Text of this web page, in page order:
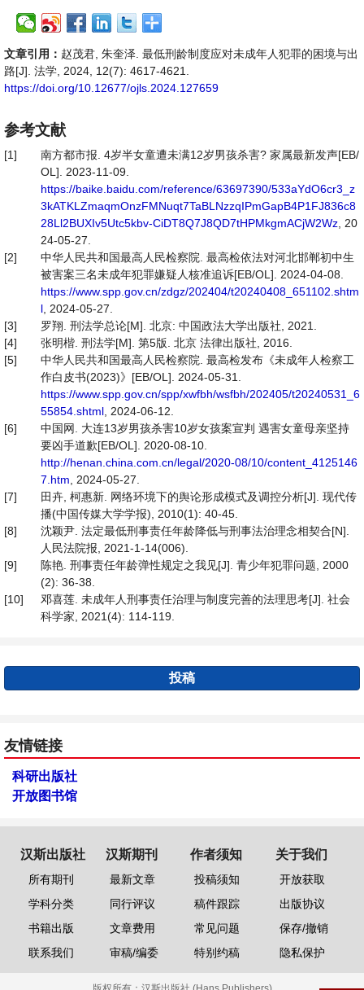
文章引用： 赵茂君, 朱奎泽. 最低刑龄制度应对未成年人犯罪的困境与出
路[J]. 法学, 2024, 12(7): 4617-4621.
https://doi.org/10.12677/ojls.2024.127659
参考文献
[1]
南方都市报. 4岁半女童遭未满12岁男孩杀害? 家属最新发声[EB/
OL]. 2023-11-09.
https://baike.baidu.com/reference/63697390/533aYdO6cr3_z
3kATKLZmaqmOnzFMNuqt7TaBLNzzqIPmGapB4P1FJ836c8
28Ll2BUXIv5Utc5kbv-CiDT8Q7J8QD7tHPMkgmACjW2Wz , 20
24-05-27.
[2]
中华人民共和国最高人民检察院. 最高检依法对河北邯郸初中生
被害案三名未成年犯罪嫌疑人核准追诉[EB/OL]. 2024-04-08.
https://www.spp.gov.cn/zdgz/202404/t20240408_651102.shtm
l , 2024-05-27.
[3]
罗翔. 刑法学总论[M]. 北京: 中国政法大学出版社, 2021.
[4]
张明楷. 刑法学[M]. 第5版. 北京 法律出版社, 2016.
[5]
中华人民共和国最高人民检察院. 最高检发布《未成年人检察工
作白皮书(2023)》[EB/OL]. 2024-05-31.
https://www.spp.gov.cn/spp/xwfbh/wsfbh/202405/t20240531_6
55854.shtml , 2024-06-12.
[6]
中国网. 大连13岁男孩杀害10岁女孩案宣判 遇害女童母亲坚持
要凶手道歉[EB/OL]. 2020-08-10.
http://henan.china.com.cn/legal/2020-08/10/content_4125146
7.htm , 2024-05-27.
[7]
田卉, 柯惠新. 网络环境下的舆论形成模式及调控分析[J]. 现代传
播(中国传媒大学学报), 2010(1): 40-45.
[8]
沈颖尹. 法定最低刑事责任年龄降低与刑事法治理念相契合[N].
人民法院报, 2021-1-14(006).
[9]
陈艳. 刑事责任年龄弹性规定之我见[J]. 青少年犯罪问题, 2000
(2): 36-38.
[10]
邓喜莲. 未成年人刑事责任治理与制度完善的法理思考[J]. 社会
科学家, 2021(4): 114-119.
投稿
友情链接
科研出版社
开放图书馆
汉斯出版社
所有期刊
学科分类
书籍出版
联系我们
汉斯期刊
最新文章
同行评议
文章费用
审稿/编委
作者须知
投稿须知
稿件跟踪
常见问题
特别约稿
关于我们
开放获取
出版协议
保存/撤销
隐私保护